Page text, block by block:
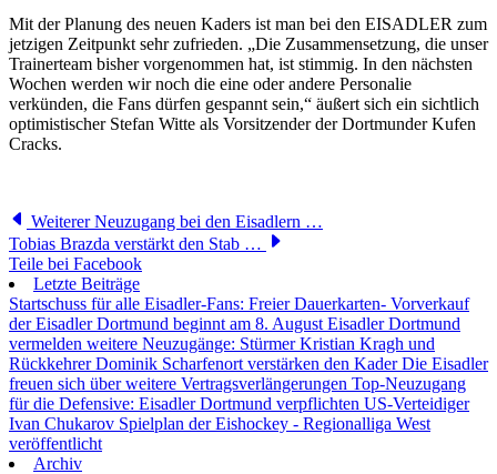
Mit der Planung des neuen Kaders ist man bei den EISADLER zum
jetzigen Zeitpunkt sehr zufrieden. „Die Zusammensetzung, die unser
Trainerteam bisher vorgenommen hat, ist stimmig. In den nächsten
Wochen werden wir noch die eine oder andere Personalie
verkünden, die Fans dürfen gespannt sein,“ äußert sich ein sichtlich
optimistischer Stefan Witte als Vorsitzender der Dortmunder Kufen
Cracks.
Weiterer Neuzugang bei den Eisadlern …
Tobias Brazda verstärkt den Stab …
Teile bei Facebook
Letzte Beiträge
Startschuss für alle Eisadler-Fans: Freier Dauerkarten- Vorverkauf
der Eisadler Dortmund beginnt am 8. August Eisadler Dortmund
vermelden weitere Neuzugänge: Stürmer Kristian Kragh und
Rückkehrer Dominik Scharfenort verstärken den KaderDie Eisadler
freuen sich über weitere Vertragsverlängerungen Top-Neuzugang
für die Defensive: Eisadler Dortmund verpflichten US-Verteidiger
Ivan Chukarov Spielplan der Eishockey - Regionalliga West
veröffentlicht
Archiv